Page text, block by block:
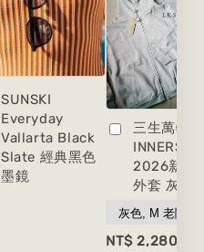
SUNSKI
Everyday
Vallarta Black
Slate 經典黑色
墨鏡
三生萬物
2026新版
外套 灰色
NT$ 2,280